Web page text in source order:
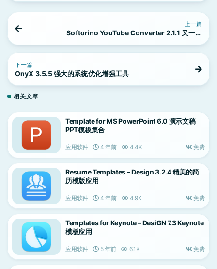
上一篇
Softorino YouTube Converter 2.1.1 又一款
下一篇
OnyX 3.5.5 强大的系统优化增强工具
相关文章
Template for MS PowerPoint 6.0 演示文稿
PPT模板集合
应用软件 4 年前 4.4K 免费
Resume Templates – Design 3.2.4 精美的简
历模版应用
应用软件 4 年前 4.9K 免费
Templates for Keynote – DesiGN 7.3 Keynote
模板应用
应用软件 5 年前 6.1K 免费